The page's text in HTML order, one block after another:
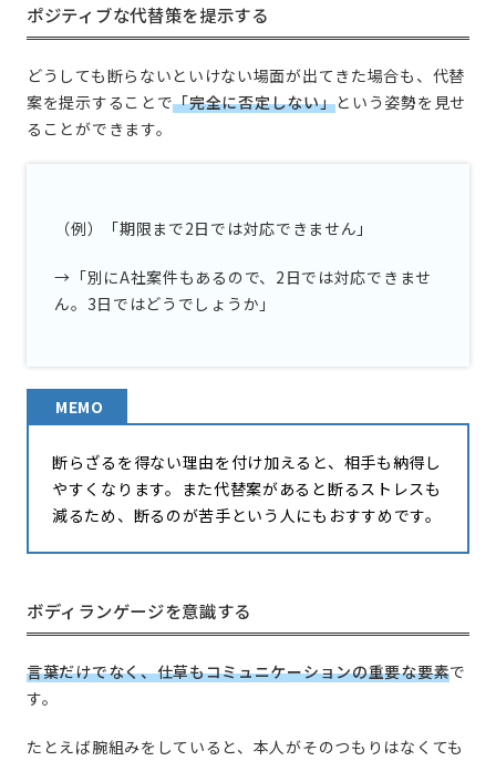
ポジティブな代替策を提示する
どうしても断らないといけない場面が出てきた場合も、代替
案を提示することで「完全に否定しない」という姿勢を見せ
ることができます。
（例）「期限まで2日では対応できません」
→「別にA社案件もあるので、2日では対応できませ
ん。3日ではどうでしょうか」
MEMO
断らざるを得ない理由を付け加えると、相手も納得し
やすくなります。また代替案があると断るストレスも
減るため、断るのが苦手という人にもおすすめです。
ボディランゲージを意識する
言葉だけでなく、仕草もコミュニケーションの重要な要素で
す。
たとえば腕組みをしていると、本人がそのつもりはなくても